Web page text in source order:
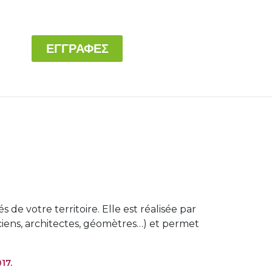
ΕΓΓΡΑΦΕΣ
de votre territoire. Elle est réalisée par
architectes, géomètres…) et permet